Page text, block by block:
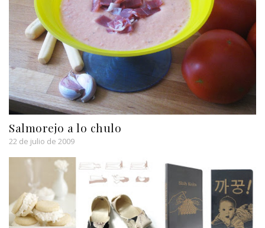
Salmorejo a lo chulo
22 de julio de 2009